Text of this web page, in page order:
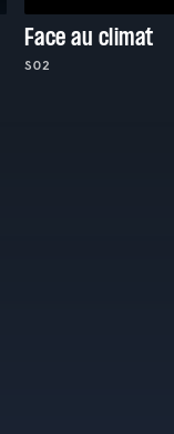
Face au climat
S02